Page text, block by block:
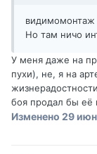
видимомонтаж
Но там ничо
У меня даже на
пухи), не, я на
боя продал бы её
Изменено 29